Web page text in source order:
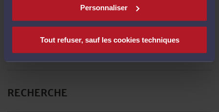
Personnaliser
Tout refuser, sauf les cookies techniques
RAPPEL DES MESURES DE PROTECTION ...
Compte supprimé :« Bonjour Maître je vous remercie pour ces informations qui
RECHERCHE